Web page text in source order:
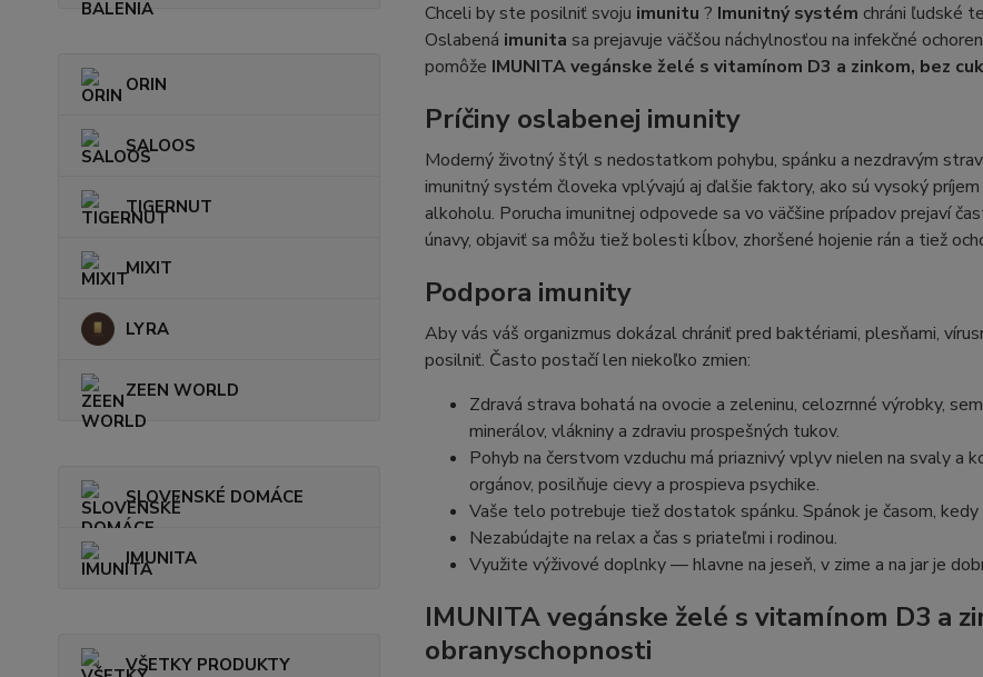
ORIN
SALOOS
TIGERNUT
MIXIT
LYRA
ZEEN WORLD
SLOVENSKÉ DOMÁCE
IMUNITA
VŠETKY PRODUKTY
Chceli by ste posilniť svoju imunitu ? Imunitný systém chráni ľudské
Oslabená imunita sa prejavuje väčšou náchylnosťou na infekčné
pomôže IMUNITA vegánske želé s vitamínom D3 a zinkom, bez
Príčiny oslabenej imunity
Moderný životný štýl s nedostatkom pohybu, spánku a nezdravým
imunitný systém človeka vplývajú aj ďalšie faktory, ako sú vysoký
alkoholu. Porucha imunitnej odpovede sa vo väčšine prípadov prejaví
únavy, objaviť sa môžu tiež bolesti kĺbov, zhoršené hojenie rán a tiež
Podpora imunity
Aby vás váš organizmus dokázal chrániť pred baktériami, plesňami,
posilniť. Často postačí len niekoľko zmien:
Zdravá strava bohatá na ovocie a zeleninu, celozrnné výrobky,
minerálov, vlákniny a zdraviu prospešných tukov.
Pohyb na čerstvom vzduchu má priaznivý vplyv nielen na svaly a
orgánov, posilňuje cievy a prospieva psychike.
Vaše telo potrebuje tiež dostatok spánku. Spánok je časom, kedy
Nezabúdajte na relax a čas s priateľmi i rodinou.
Využite výživové doplnky — hlavne na jeseň, v zime a na jar je
IMUNITA vegánske želé s vitamínom D3 a
obranyschopnosti